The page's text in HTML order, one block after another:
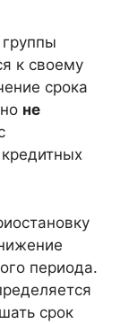
к своему
срока
не
периода.
срок